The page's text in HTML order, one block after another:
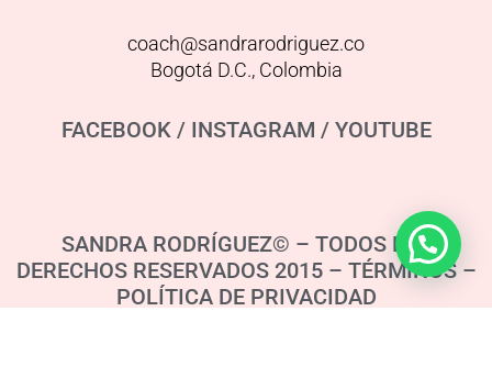
coach@sandrarodriguez.co
Bogotá D.C., Colombia
FACEBOOK / INSTAGRAM / YOUTUBE
SANDRA RODRÍGUEZ© – TODOS LOS
DERECHOS RESERVADOS 2015 – TÉRMINOS –
POLÍTICA DE PRIVACIDAD